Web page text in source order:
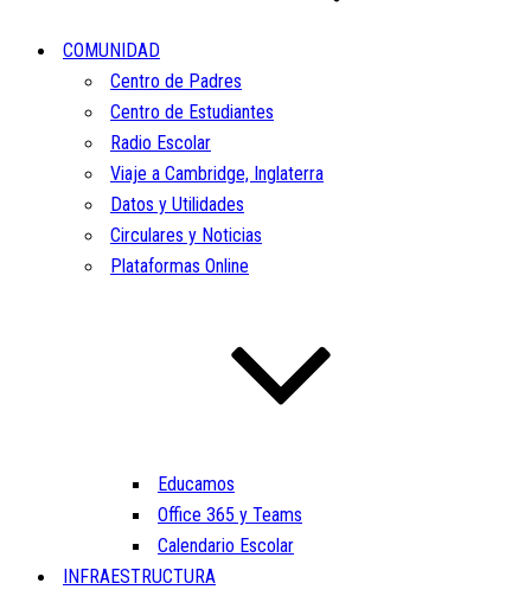
COMUNIDAD
Centro de Padres
Centro de Estudiantes
Radio Escolar
Viaje a Cambridge, Inglaterra
Datos y Utilidades
Circulares y Noticias
Plataformas Online
Educamos
Office 365 y Teams
Calendario Escolar
INFRAESTRUCTURA